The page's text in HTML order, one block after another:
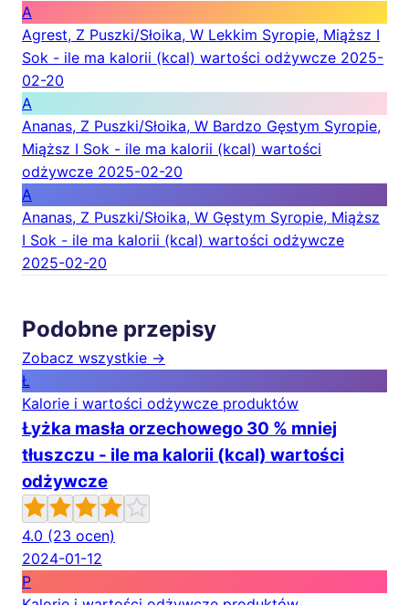
A
Agrest, Z Puszki/Słoika, W Lekkim Syropie, Miąższ I
Sok - ile ma kalorii (kcal) wartości odżywcze 2025-
02-20
A
Ananas, Z Puszki/Słoika, W Bardzo Gęstym Syropie,
Miąższ I Sok - ile ma kalorii (kcal) wartości
odżywcze 2025-02-20
A
Ananas, Z Puszki/Słoika, W Gęstym Syropie, Miąższ
I Sok - ile ma kalorii (kcal) wartości odżywcze
2025-02-20
Podobne przepisy
Zobacz wszystkie →
Ł
Kalorie i wartości odżywcze produktów
Łyżka masła orzechowego 30 % mniej
tłuszczu - ile ma kalorii (kcal) wartości
odżywcze
4.0 (23 ocen)
2024-01-12
P